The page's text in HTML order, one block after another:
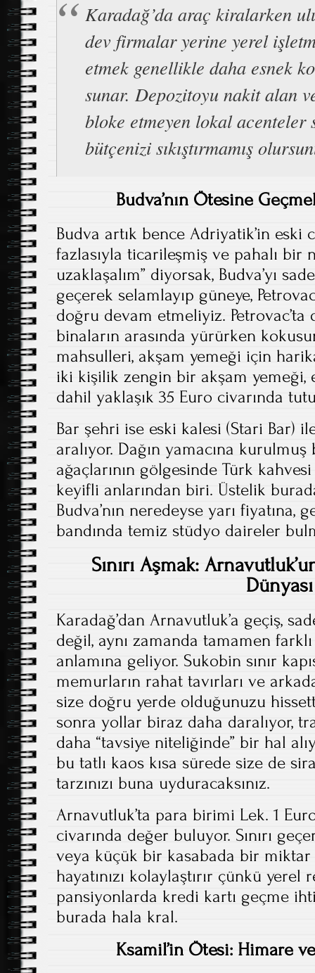
Karadağ’da araç kiralarken
dev firmalar yerine yerel
etmek genellikle daha esnek
sunar. Depozitoyu nakit alan
bloke etmeyen lokal acenteler
bütçenizi sıkıştırmamış
Budva’nın Ötesine
Budva artık bence Adriyatik’in eski
fazlasıyla ticarileşmiş ve pahalı bir
uzaklaşalım” diyorsak, Budva’yı
geçerek selamlayıp güneye,
doğru devam etmeliyiz. Petrovac’ta
binaların arasında yürürken
mahsulleri, akşam yemeği için
iki kişilik zengin bir akşam yemeği,
dahil yaklaşık 35 Euro civarında
Bar şehri ise eski kalesi (Stari Bar)
aralıyor. Dağın yamacına
ağaçlarının gölgesinde Türk
keyifli anlarından biri. Üstelik
Budva’nın neredeyse yarı fiyatına,
bandında temiz stüdyo daireler
Sınırı Aşmak:
Dünyası
Karadağ’dan Arnavutluk’a geçiş,
değil, aynı zamanda tamamen
anlamına geliyor. Sukobin sınır
memurların rahat tavırları ve
size doğru yerde olduğunuzu
sonra yollar biraz daha daralıyor,
daha “tavsiye niteliğinde” bir hal
bu tatlı kaos kısa sürede size de
tarzınızı buna uyduracaksınız.
Arnavutluk’ta para birimi Lek. 1
civarında değer buluyor. Sınırı
veya küçük bir kasabada bir
hayatınızı kolaylaştırır çünkü
pansiyonlarda kredi kartı geçme
burada hala kral.
Ksamil’in Ötesi: Himare